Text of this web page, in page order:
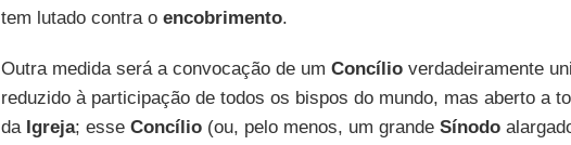
tem lutado contra o encobrimento.
Outra medida será a convocação de um Concílioverdadeiramente
reduzido à participação de todos os bispos do mundo, mas aberto a
da Igreja; esse Concílio(ou, pelo menos, um grande Sínodo